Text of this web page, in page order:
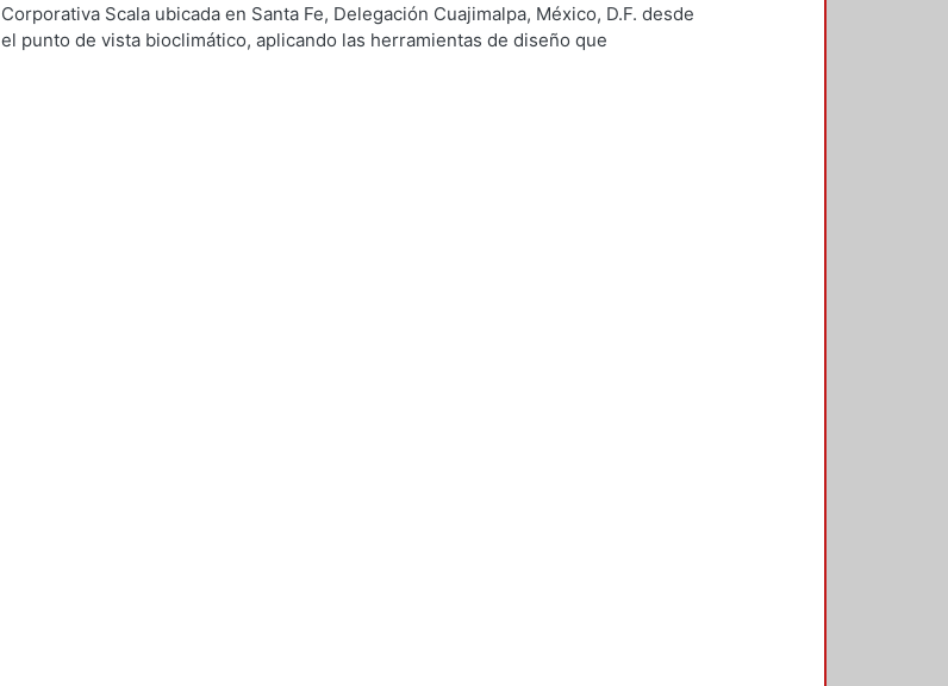
Corporativa Scala ubicada en Santa Fe, Delegación Cuajimalpa, México, D.F. desde
el punto de vista bioclimático, aplicando las herramientas de diseño que